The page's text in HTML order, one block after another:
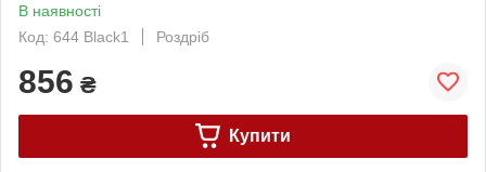
В наявності
Код: 644 Black1
Роздріб
856 ₴
Купити